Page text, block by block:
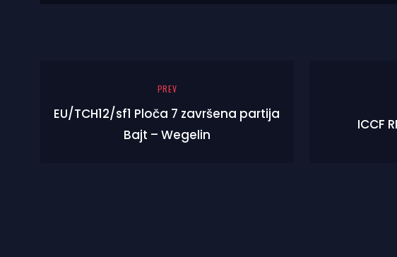
PREV
EU/TCH12/sf1 Ploča 7 završena partija
Bajt – Wegelin
ICCF